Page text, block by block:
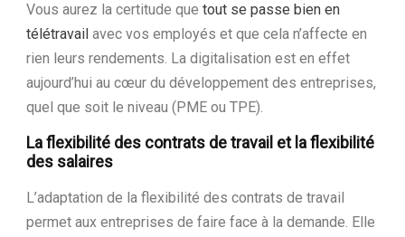
Vous aurez la certitude que tout se passe bien en
télétravail avec vos employés et que cela n’affecte en
rien leurs rendements. La digitalisation est en effet
aujourd’hui au cœur du développement des entreprises,
quel que soit le niveau (PME ou TPE).
La flexibilité des contrats de travail et la flexibilité
des salaires
L’adaptation de la flexibilité des contrats de travail
permet aux entreprises de faire face à la demande. Elle